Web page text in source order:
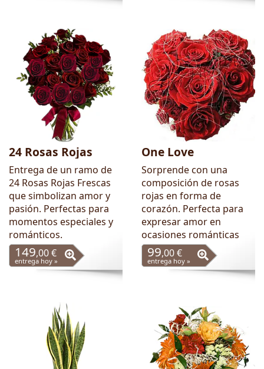
24 Rosas Rojas
Entrega de un ramo de
24 Rosas Rojas Frescas
que simbolizan amor y
pasión. Perfectas para
momentos especiales y
románticos.
149,00 €
entrega hoy »
One Love
Sorprende con una
composición de rosas
rojas en forma de
corazón. Perfecta para
expresar amor en
ocasiones románticas
99,00 €
entrega hoy »